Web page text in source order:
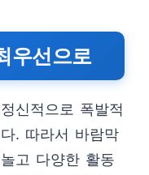
우선으로
신적으로 폭발적
. 따라서 바람막
고 다양한 활동